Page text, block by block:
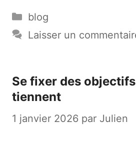
Catégories
blog
Laisser un
Se fixer des
tiennent
1 janvier 2026 par Julien